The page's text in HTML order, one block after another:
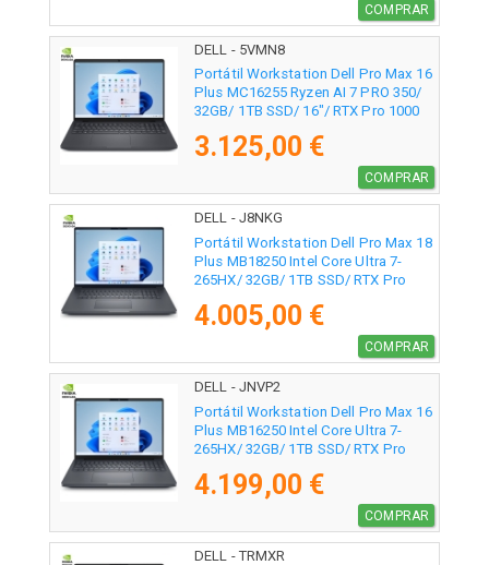
COMPRAR
DELL - 5VMN8
Portátil Workstation Dell Pro Max 16
Plus MC16255 Ryzen AI 7 PRO 350/
32GB/ 1TB SSD/ 16"/ RTX Pro 1000
3.125,00 €
COMPRAR
DELL - J8NKG
Portátil Workstation Dell Pro Max 18
Plus MB18250 Intel Core Ultra 7-
265HX/ 32GB/ 1TB SSD/ RTX Pro
4.005,00 €
COMPRAR
DELL - JNVP2
Portátil Workstation Dell Pro Max 16
Plus MB16250 Intel Core Ultra 7-
265HX/ 32GB/ 1TB SSD/ RTX Pro
4.199,00 €
COMPRAR
DELL - TRMXR